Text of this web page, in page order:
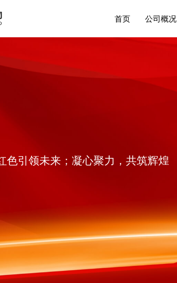
首页 公司概况
色引领未来；凝心聚力，共筑辉煌